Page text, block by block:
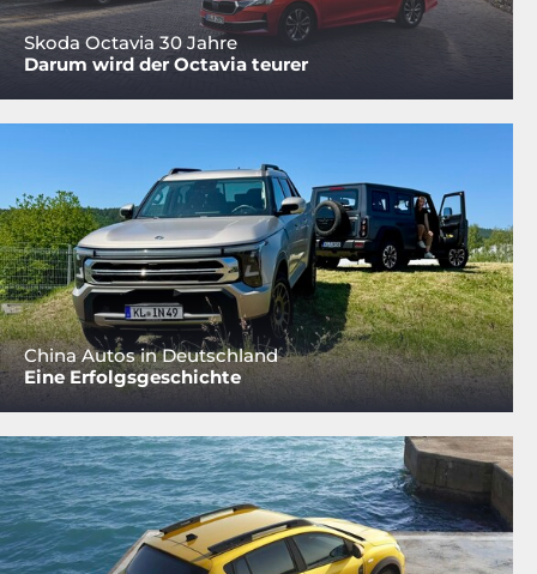
Skoda Octavia 30 Jahre
Darum wird der Octavia teurer
China Autos in Deutschland
Eine Erfolgsgeschichte